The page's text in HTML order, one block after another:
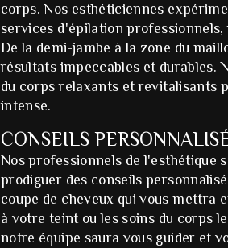
corps. Nos esthéticiennes
services d'épilation
De la demi-jambe à la zone du
résultats impeccables et durables.
du corps relaxants et revitalisants
intense.
CONSEILS
Nos professionnels de l'esthétique
prodiguer des conseils
coupe de cheveux qui vous mettra
à votre teint ou les soins du corps
notre équipe saura vous guider et